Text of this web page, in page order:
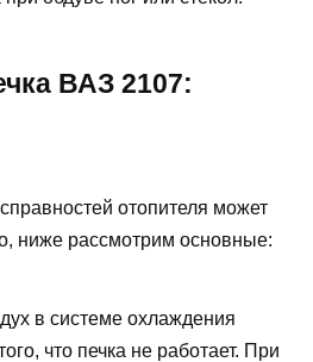
ВАЗ 2107:
отопителя может
ниже рассмотрим основные:
в системе охлаждения
что печка не работает. При